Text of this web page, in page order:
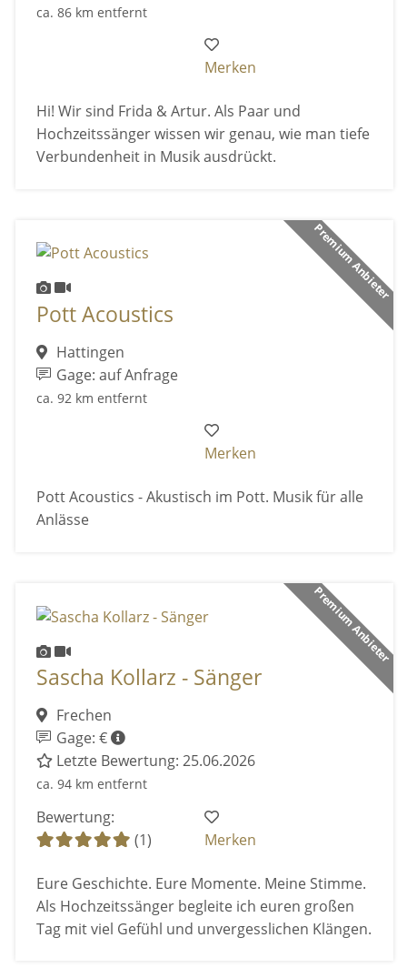
ca. 86 km entfernt
Merken
Hi! Wir sind Frida & Artur. Als Paar und
Hochzeitssänger wissen wir genau, wie man tiefe
Verbundenheit in Musik ausdrückt.
Premium Anbieter
Pott Acoustics
Hattingen
Gage: auf Anfrage
ca. 92 km entfernt
Merken
Pott Acoustics - Akustisch im Pott. Musik für alle
Anlässe
Premium Anbieter
Sascha Kollarz - Sänger
Frechen
Gage: €
Letzte Bewertung: 25.06.2026
ca. 94 km entfernt
Bewertung:
(1)
Merken
Eure Geschichte. Eure Momente. Meine Stimme.
Als Hochzeitssänger begleite ich euren großen
Tag mit viel Gefühl und unvergesslichen Klängen.